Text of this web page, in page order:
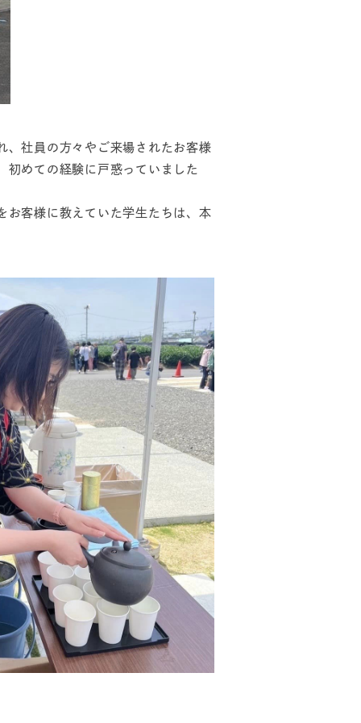
社員の方々やご来場されたお客様
初めての経験に戸惑っていました
客様に教えていた学生たちは、本